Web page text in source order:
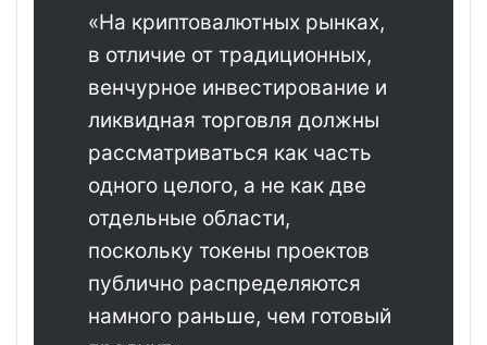
«На криптовалютных рынках,
в отличие от традиционных,
венчурное инвестирование и
ликвидная торговля должны
рассматриваться как часть
одного целого, а не как две
отдельные области,
поскольку токены проектов
публично распределяются
намного раньше, чем готовый